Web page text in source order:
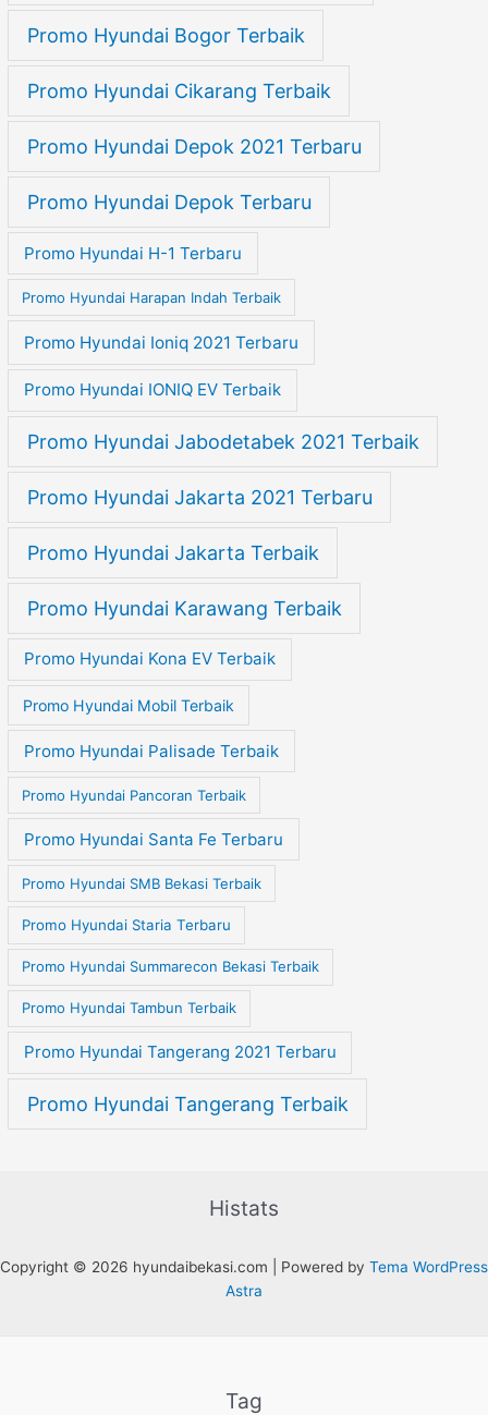
Promo Hyundai Bogor Terbaik
Promo Hyundai Cikarang Terbaik
Promo Hyundai Depok 2021 Terbaru
Promo Hyundai Depok Terbaru
Promo Hyundai H-1 Terbaru
Promo Hyundai Harapan Indah Terbaik
Promo Hyundai Ioniq 2021 Terbaru
Promo Hyundai IONIQ EV Terbaik
Promo Hyundai Jabodetabek 2021 Terbaik
Promo Hyundai Jakarta 2021 Terbaru
Promo Hyundai Jakarta Terbaik
Promo Hyundai Karawang Terbaik
Promo Hyundai Kona EV Terbaik
Promo Hyundai Mobil Terbaik
Promo Hyundai Palisade Terbaik
Promo Hyundai Pancoran Terbaik
Promo Hyundai Santa Fe Terbaru
Promo Hyundai SMB Bekasi Terbaik
Promo Hyundai Staria Terbaru
Promo Hyundai Summarecon Bekasi Terbaik
Promo Hyundai Tambun Terbaik
Promo Hyundai Tangerang 2021 Terbaru
Promo Hyundai Tangerang Terbaik
Histats
Copyright © 2026 hyundaibekasi.com | Powered by Tema WordPress
Astra
Tag